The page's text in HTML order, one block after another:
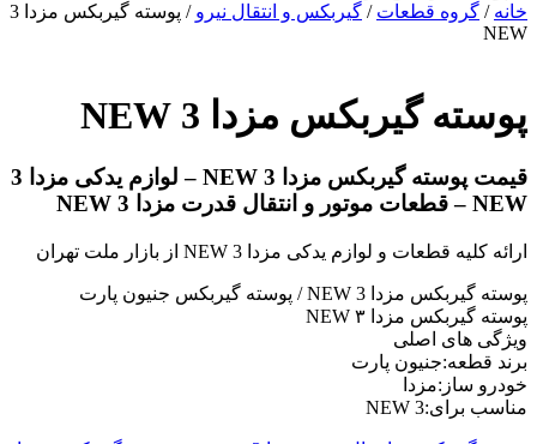
خانه / گروه قطعات / گیربکس و انتقال نیرو
/ پوسته گیربکس مزدا 3
NEW
پوسته گیربکس مزدا 3 NEW
قیمت پوسته گیربکس مزدا 3 NEW – لوازم یدکی مزدا 3
NEW – قطعات موتور و انتقال قدرت مزدا 3 NEW
ارائه کلیه قطعات و لوازم یدکی مزدا 3 NEW از بازار ملت تهران
پوسته گیربکس مزدا 3 NEW / پوسته گیربکس جنیون پارت
پوسته گیربکس مزدا NEW ۳
ویژگی های اصلی
برند قطعه:جنیون پارت
خودرو ساز:مزدا
مناسب برای:3 NEW